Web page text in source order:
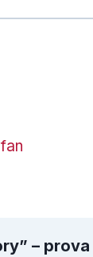
–